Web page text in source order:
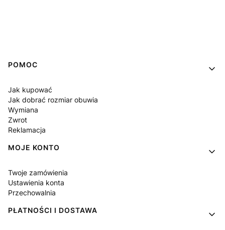
Linki w stopce
POMOC
Jak kupować
Jak dobrać rozmiar obuwia
Wymiana
Zwrot
Reklamacja
MOJE KONTO
Twoje zamówienia
Ustawienia konta
Przechowalnia
PŁATNOŚCI I DOSTAWA